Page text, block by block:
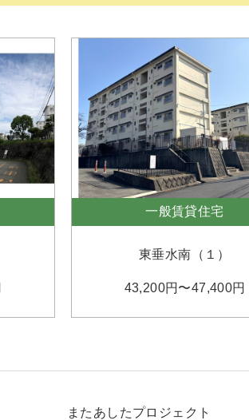
一般賃貸住宅
東垂水南（１）
43,200円〜47,400円
またあしたプロジェクト